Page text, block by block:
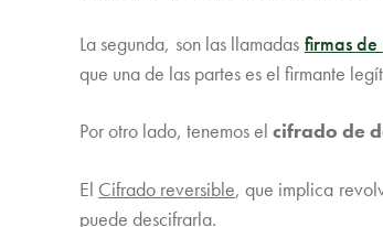
La segunda, son las llamadas firmas
que una de las partes es el firmante
Por otro lado, tenemos el cifrado de
El Cifrado reversible, que implica
puede descifrarla.